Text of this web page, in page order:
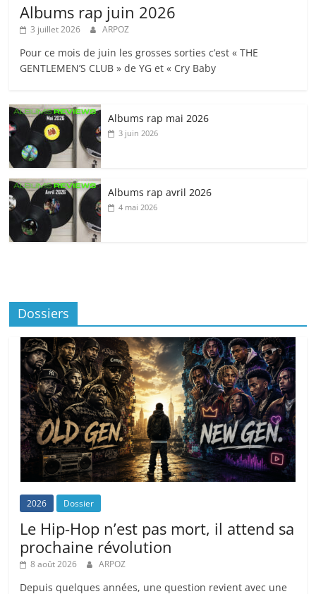
Albums rap juin 2026
3 juillet 2026 ARPOZ
Pour ce mois de juin les grosses sorties c’est « THE
GENTLEMEN’S CLUB » de YG et « Cry Baby
Albums rap mai 2026
3 juin 2026
Albums rap avril 2026
4 mai 2026
Dossiers
2026 Dossier
Le Hip-Hop n’est pas mort, il attend sa
prochaine révolution
8 août 2026 ARPOZ
Depuis quelques années, une question revient avec une